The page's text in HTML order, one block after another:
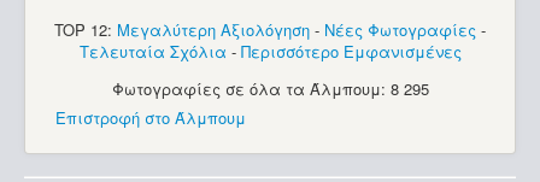
TOP 12: Μεγαλύτερη Αξιολόγηση - Νέες Φωτογραφίες -
Τελευταία Σχόλια - Περισσότερο Εμφανισμένες
Φωτογραφίες σε όλα τα Άλμπουμ: 8 295
Επιστροφή στο Άλμπουμ